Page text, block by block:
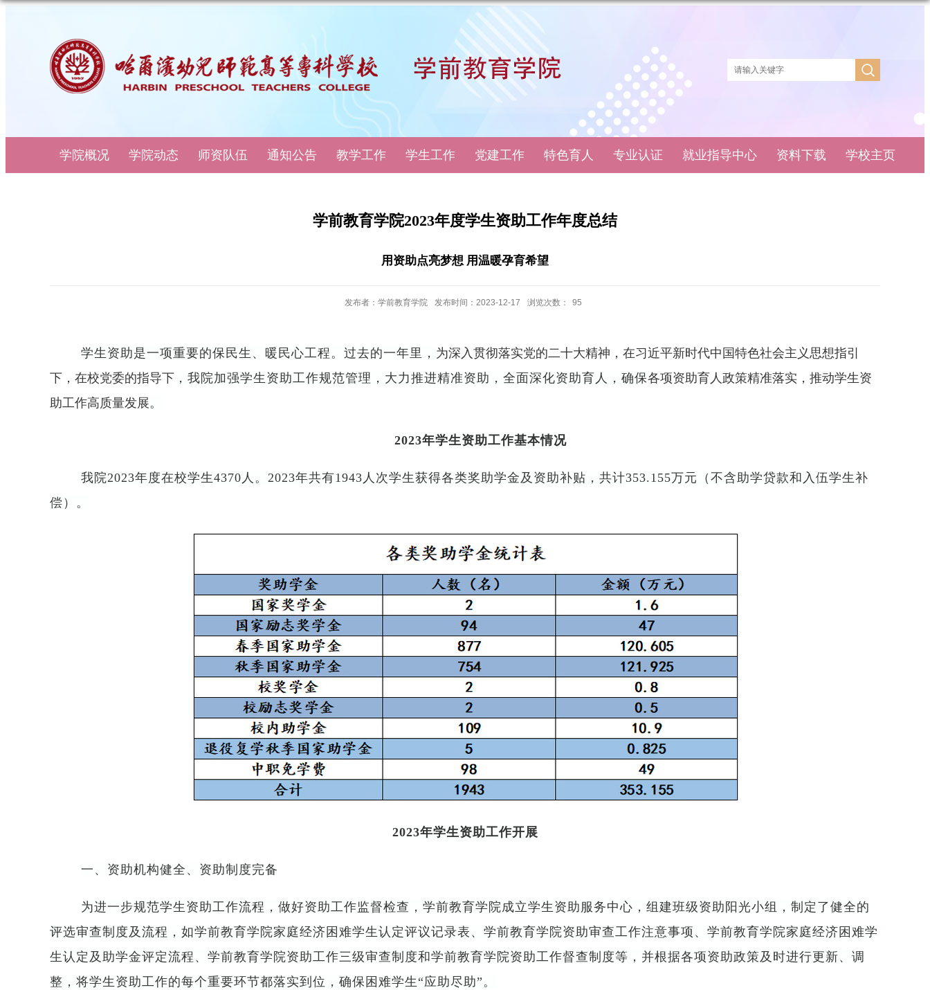
学院概况 学院动态 师资队伍 通知公告 教学工作 学生工作 党建工作 特色育人 专业认证 就业指导中心 资料下载 学校主页
学前教育学院2023年度学生资助工作年度总结
用资助点亮梦想 用温暖孕育希望
发布者：学前教育学院 发布时间：2023-12-17 浏览次数： 95
学生资助是一项重要的保民生、暖民心工程。过去的一年里， 为深入贯彻落实党的二十大精神，在习近平新时代中国特色社会主义思想指引
下， 在校党委的指导下 ，我 院加强学生资助工作规范管理， 大力推进精准资助 ，全面深化资助育人，确保各项资助育人政策精准落实，推动学生资
助工作高质量发展。
2023年学生资助工作基本情况
我院2023年度在校学生4370人。2023年共有1943人次学生获得各类奖助学金及资助补贴，共计353.155万元（不含助学贷款和入伍学生补
偿）。
2023年学生资助工作开展
一、资助机构健全、资助制度完备
为进一步规范学生资助工作流程，做好资助工作监督检查，学前教育学院成立学生资助服务中心，组建班级资助阳光小组，制定了健全的
评选审查制度及流程，如学前教育学院家庭经济困难学生认定评议记录表、学前教育学院资助审查工作注意事项、学前教育学院家庭经济困难学
生认定及助学金评定流程、学前教育学院资助工作三级审查制度和学前教育学院资助工作督查制度等，并根据各项资助政策及时进行更新、调
整，将学生资助工作的每个重要环节都落实到位，确保困难学生 “应助尽助”。